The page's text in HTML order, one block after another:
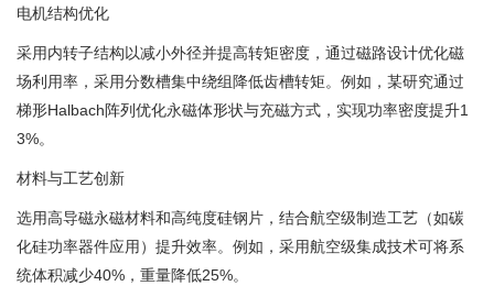
电机结构优化
采用内转子结构以减小外径并提高转矩密度，通过磁路设计优化磁
场利用率，采用分数槽集中绕组降低齿槽转矩。例如，某研究通过
梯形Halbach阵列优化永磁体形状与充磁方式，实现功率密度提升1
3%。 ‌
材料与工艺创新
选用高导磁永磁材料和高纯度硅钢片，结合航空级制造工艺（如碳
化硅功率器件应用）提升效率。例如，采用航空级集成技术可将系
统体积减少40%，重量降低25%。 ‌